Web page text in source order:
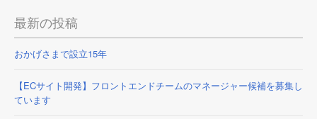
最新の投稿
おかげさまで設立15年
【ECサイト開発】フロントエンドチームのマネージャー候補を募集し
ています